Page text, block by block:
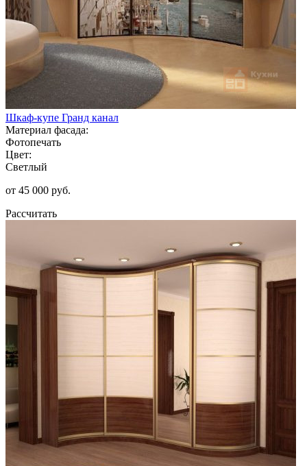
Шкаф-купе Гранд канал
Материал фасада:
Фотопечать
Цвет:
Светлый
от 45 000 руб.
Рассчитать